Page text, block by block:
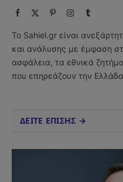
Facebook PinterestInstagram
Tumblr
Το Sahiel.gr είναι
και ανάλυσης με έμφαση
ασφάλεια, τα εθνικά
που επηρεάζουν την
ΔΕΙΤΕ ΕΠΙΣΗΣ →